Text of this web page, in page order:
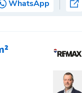
WhatsApp